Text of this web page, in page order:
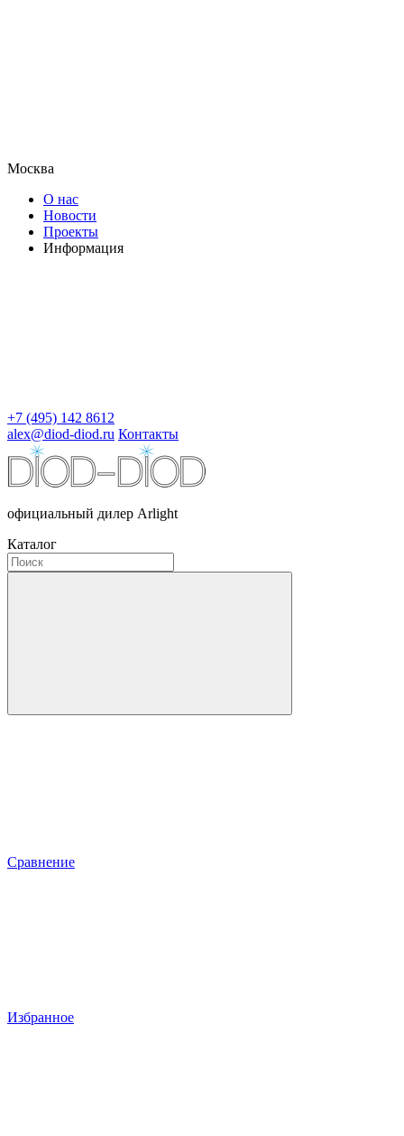
Москва
О нас
Новости
Проекты
Информация
+7 (495) 142 8612
alex@diod-diod.ru Контакты
официальный дилер Arlight
Каталог
Сравнение
Избранное